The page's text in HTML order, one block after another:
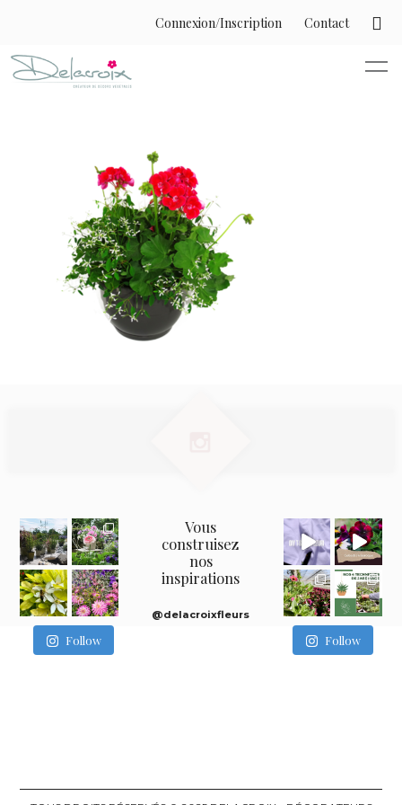
Connexion/Inscription Contact
Follow
Vous
construisez
nos
inspirations
@delacroixfleurs
Follow